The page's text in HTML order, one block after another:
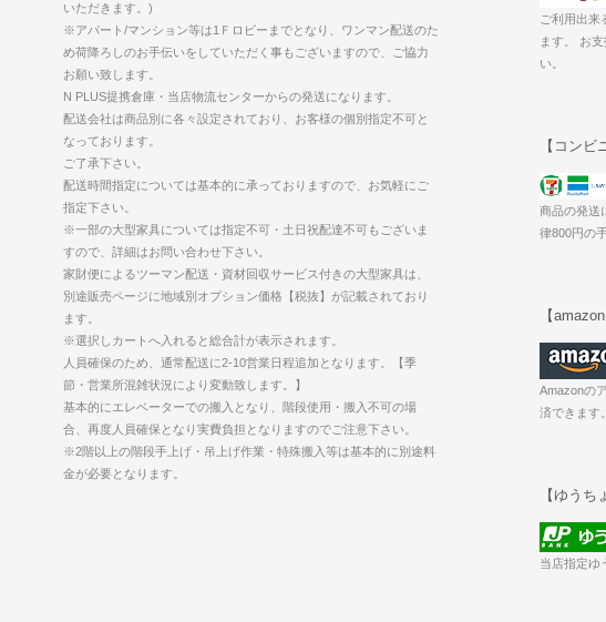
いただきます。)
※アパート/マンション等は1Ｆロビーまでとなり、ワンマン配送のた
め荷降ろしのお手伝いをしていただく事もございますので、ご協力
お願い致します。
N PLUS提携倉庫・当店物流センターからの発送になります。
配送会社は商品別に各々設定されており、お客様の個別指定不可と
なっております。
ご了承下さい。
配送時間指定については基本的に承っておりますので、お気軽にご
指定下さい。
※一部の大型家具については指定不可・土日祝配達不可もございま
すので、詳細はお問い合わせ下さい。
家財便によるツーマン配送・資材回収サービス付きの大型家具は、
別途販売ページに地域別オプション価格【税抜】が記載されており
ます。
※選択しカートへ入れると総合計が表示されます。
人員確保のため、通常配送に2-10営業日程追加となります。【季
節・営業所混雑状況により変動致します。】
基本的にエレベーターでの搬入となり、階段使用・搬入不可の場
合、再度人員確保となり実費負担となりますのでご注意下さい。
※2階以上の階段手上げ・吊上げ作業・特殊搬入等は基本的に別途料
金が必要となります。
ご利用出来
ます。 お
い。
【コンビ
商品の発送
律800円の
【
Amazonの
済できます。
【ゆうち
当店指定ゆ